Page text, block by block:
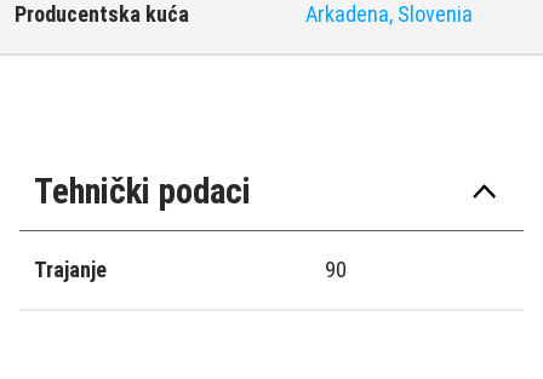
Producentska kuća Arkadena, Slovenia
Tehnički podaci
Trajanje 90